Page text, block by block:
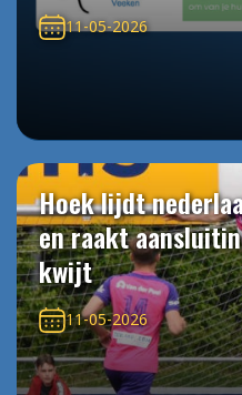
11-05-2026
Hoek lijdt
en raakt
kwijt
11-05-2026